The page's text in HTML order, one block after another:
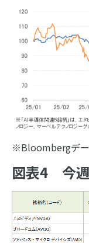
※Bloombergデ
図表4 今